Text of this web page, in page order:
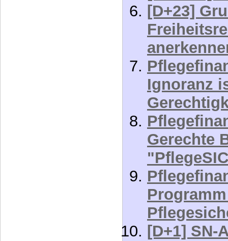
Ignoranz
Gerechte
[D+1] SN-
gegen
27.1%]